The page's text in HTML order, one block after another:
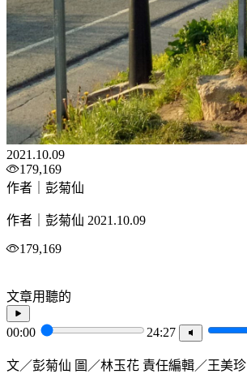
2021.10.09
179,169
作者｜彭菊仙
作者｜彭菊仙 2021.10.09
179,169
文章用聽的
00:00 24:27
文／彭菊仙 圖／林玉花 責任編輯／王美珍